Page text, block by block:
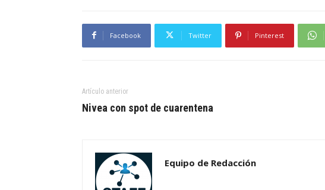
Facebook Twitter Pinterest
Artículo anterior
Nivea con spot de cuarentena
Equipo de Redacción